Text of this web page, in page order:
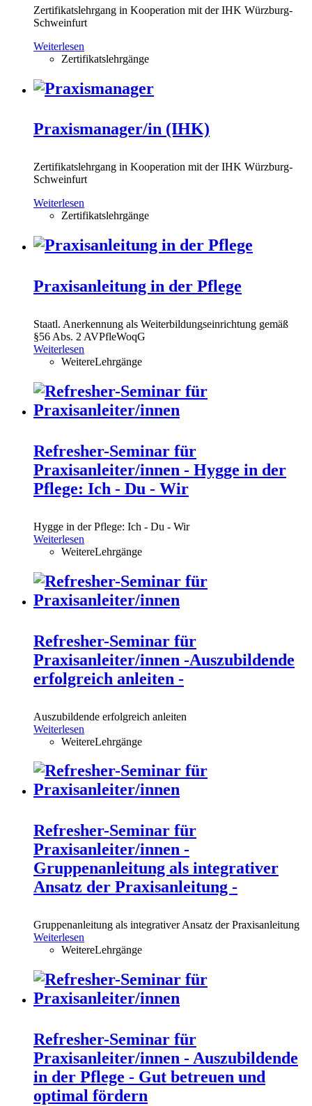
Zertifikatslehrgang in Kooperation mit der IHK Würzburg-
Schweinfurt
Weiterlesen
Zertifikatslehrgänge
Praxismanager/in (IHK)
Zertifikatslehrgang in Kooperation mit der IHK Würzburg-
Schweinfurt
Weiterlesen
Zertifikatslehrgänge
Praxisanleitung in der Pflege
Staatl. Anerkennung als Weiterbildungseinrichtung gemäß
§56 Abs. 2 AVPfleWoqG
Weiterlesen
WeitereLehrgänge
Refresher-Seminar für
Praxisanleiter/innen - Hygge in der
Pflege: Ich - Du - Wir
Hygge in der Pflege: Ich - Du - Wir
Weiterlesen
WeitereLehrgänge
Refresher-Seminar für
Praxisanleiter/innen -Auszubildende
erfolgreich anleiten -
Auszubildende erfolgreich anleiten
Weiterlesen
WeitereLehrgänge
Refresher-Seminar für
Praxisanleiter/innen -
Gruppenanleitung als integrativer
Ansatz der Praxisanleitung -
Gruppenanleitung als integrativer Ansatz der Praxisanleitung
Weiterlesen
WeitereLehrgänge
Refresher-Seminar für
Praxisanleiter/innen - Auszubildende
in der Pflege - Gut betreuen und
optimal fördern